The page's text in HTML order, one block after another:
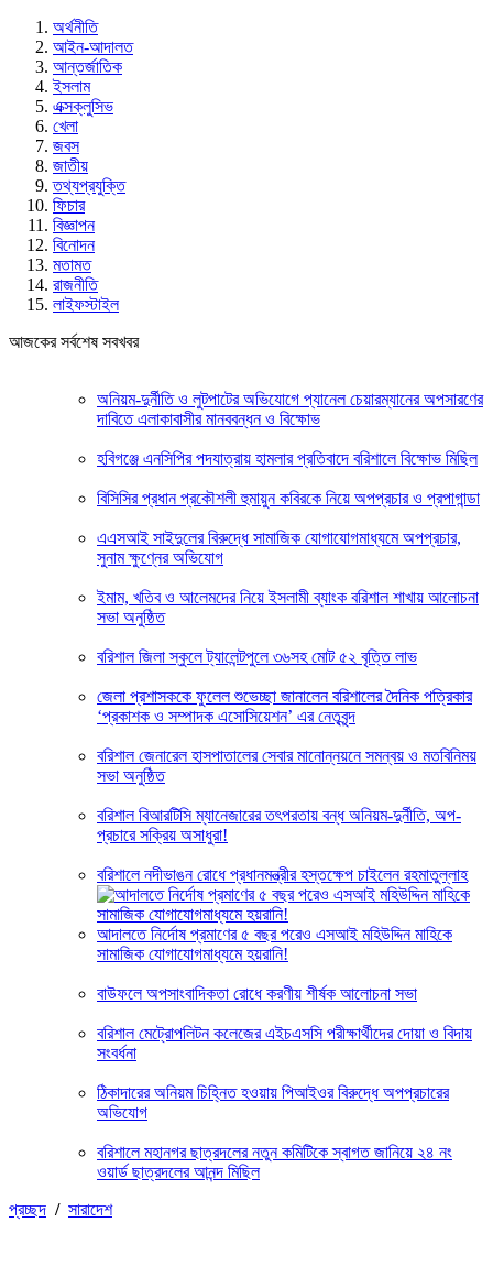
অর্থনীতি
আইন-আদালত
আন্তর্জাতিক
ইসলাম
এক্সক্লুসিভ
খেলা
জবস
জাতীয়
তথ্যপ্রযুক্তি
ফিচার
বিজ্ঞাপন
বিনোদন
মতামত
রাজনীতি
লাইফস্টাইল
আজকের সর্বশেষ সবখবর
অনিয়ম-দুর্নীতি ও লুটপাটের অভিযোগে প্যানেল চেয়ারম্যানের অপসারণের
দাবিতে এলাকাবাসীর মানববন্ধন ও বিক্ষোভ
হবিগঞ্জে এনসিপির পদযাত্রায় হামলার প্রতিবাদে বরিশালে বিক্ষোভ মিছিল
বিসিসির প্রধান প্রকৌশলী হুমায়ুন কবিরকে নিয়ে অপপ্রচার ও প্রপাগান্ডা
এএসআই সাইদুলের বিরুদ্ধে সামাজিক যোগাযোগমাধ্যমে অপপ্রচার,
সুনাম ক্ষুণ্নের অভিযোগ
ইমাম, খতিব ও আলেমদের নিয়ে ইসলামী ব্যাংক বরিশাল শাখায় আলোচনা
সভা অনুষ্ঠিত
বরিশাল জিলা স্কুলে ট্যালেন্টপুলে ৩৬সহ মোট ৫২ বৃত্তি লাভ
জেলা প্রশাসককে ফুলেল শুভেচ্ছা জানালেন বরিশালের দৈনিক পত্রিকার
‘প্রকাশক ও সম্পাদক এসোসিয়েশন’ এর নেতৃবৃন্দ
বরিশাল জেনারেল হাসপাতালের সেবার মানোন্নয়নে সমন্বয় ও মতবিনিময়
সভা অনুষ্ঠিত
বরিশাল বিআরটিসি ম্যানেজারের তৎপরতায় বন্ধ অনিয়ম-দুর্নীতি, অপ-
প্রচারে সক্রিয় অসাধুরা!
বরিশালে নদীভাঙন রোধে প্রধানমন্ত্রীর হস্তক্ষেপ চাইলেন রহমাতুল্লাহ
আদালতে নির্দোষ প্রমাণের ৫ বছর পরেও এসআই মহিউদ্দিন মাহিকে
সামাজিক যোগাযোগমাধ্যমে হয়রানি!
বাউফলে অপসাংবাদিকতা রোধে করণীয় শীর্ষক আলোচনা সভা
বরিশাল মেট্রোপলিটন কলেজের এইচএসসি পরীক্ষার্থীদের দোয়া ও বিদায়
সংবর্ধনা
ঠিকাদারের অনিয়ম চিহ্নিত হওয়ায় পিআইওর বিরুদ্ধে অপপ্রচারের
অভিযোগ
বরিশালে মহানগর ছাত্রদলের নতুন কমিটিকে স্বাগত জানিয়ে ২৪ নং
ওয়ার্ড ছাত্রদলের আনন্দ মিছিল
প্রচ্ছদ / সারাদেশ